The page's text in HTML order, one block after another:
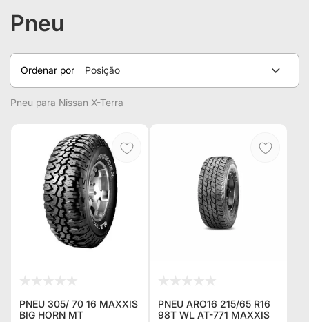
Pneu
Ordenar por Posição
Pneu para Nissan X-Terra
PNEU 305/ 70 16 MAXXIS
BIG HORN MT
PNEU ARO16 215/65 R16
98T WL AT-771 MAXXIS